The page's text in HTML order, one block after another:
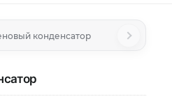
конденсатор